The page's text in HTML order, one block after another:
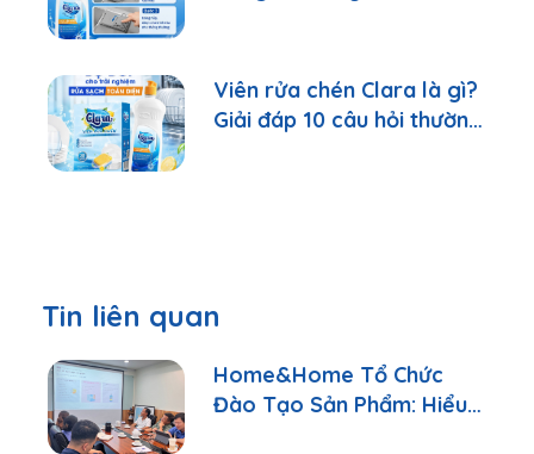
Viên rửa chén Clara là gì?
Giải đáp 10 câu hỏi thường
Tin liên quan
Home&Home Tổ Chức
Đào Tạo Sản Phẩm: Hiểu